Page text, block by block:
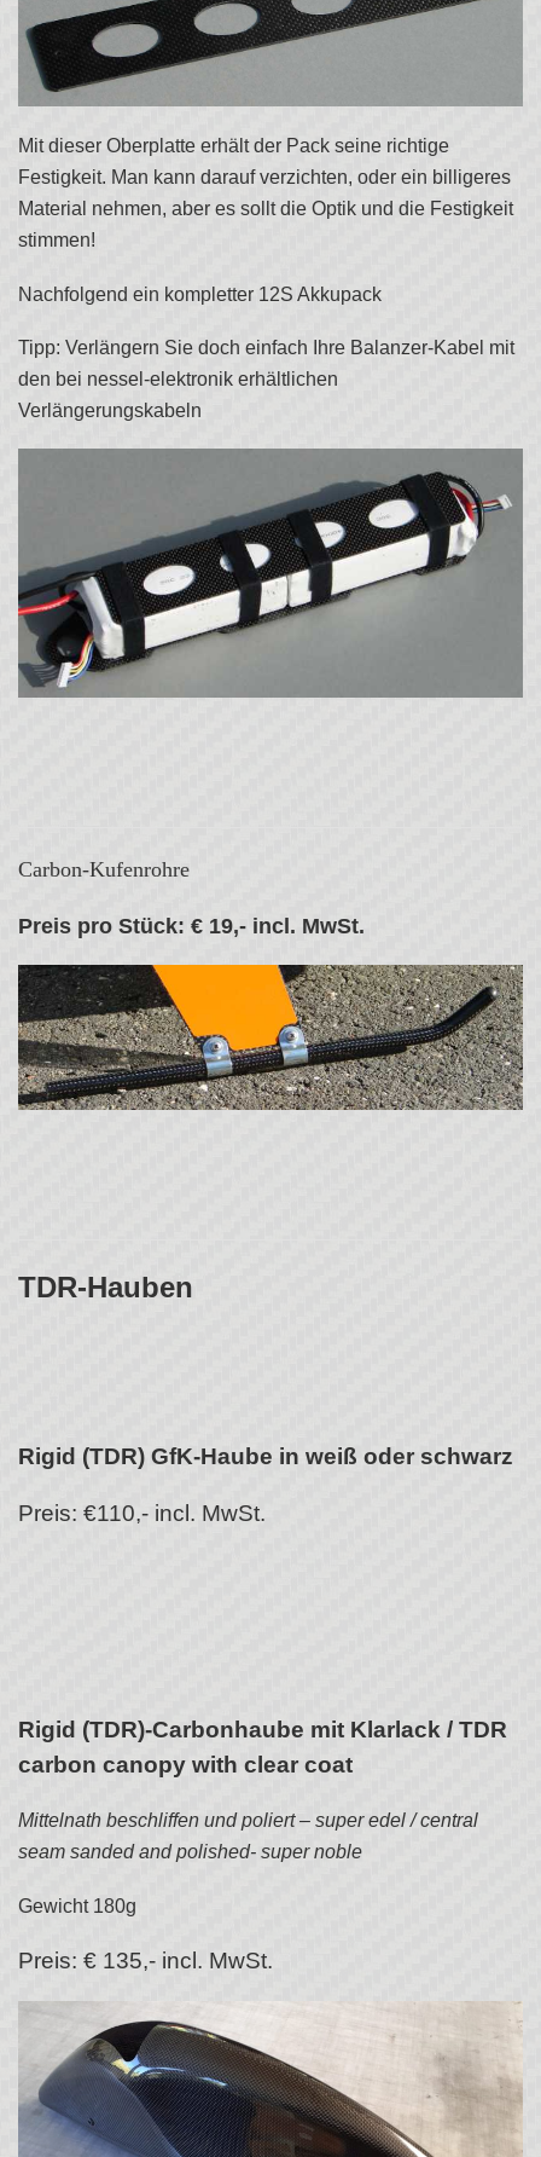
Mit dieser Oberplatte erhält der Pack seine richtige
Festigkeit. Man kann darauf verzichten, oder ein billigeres
Material nehmen, aber es sollt die Optik und die Festigkeit
stimmen!
Nachfolgend ein kompletter 12S Akkupack
Tipp: Verlängern Sie doch einfach Ihre Balanzer-Kabel mit
den bei nessel-elektronik erhältlichen
Verlängerungskabeln
Carbon-Kufenrohre
Preis pro Stück: € 19,- incl. MwSt.
TDR-Hauben
Rigid (TDR) GfK-Haube in weiß oder schwarz
Preis: €110,- incl. MwSt.
Rigid (TDR)-Carbonhaube mit Klarlack / TDR
carbon canopy with clear coat
Mittelnath beschliffen und poliert – super edel / central
seam sanded and polished- super noble
Gewicht 180g
Preis: € 135,- incl. MwSt.